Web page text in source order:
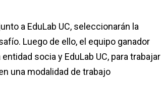
a EduLab UC, seleccionarán la
Luego de ello, el equipo ganador
socia y EduLab UC, para trabajar
una modalidad de trabajo